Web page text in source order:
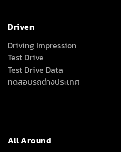
Driven
Driving Impression
Test Drive
Test Drive Data
ทดสอบรถต่างประเทศ
All Around